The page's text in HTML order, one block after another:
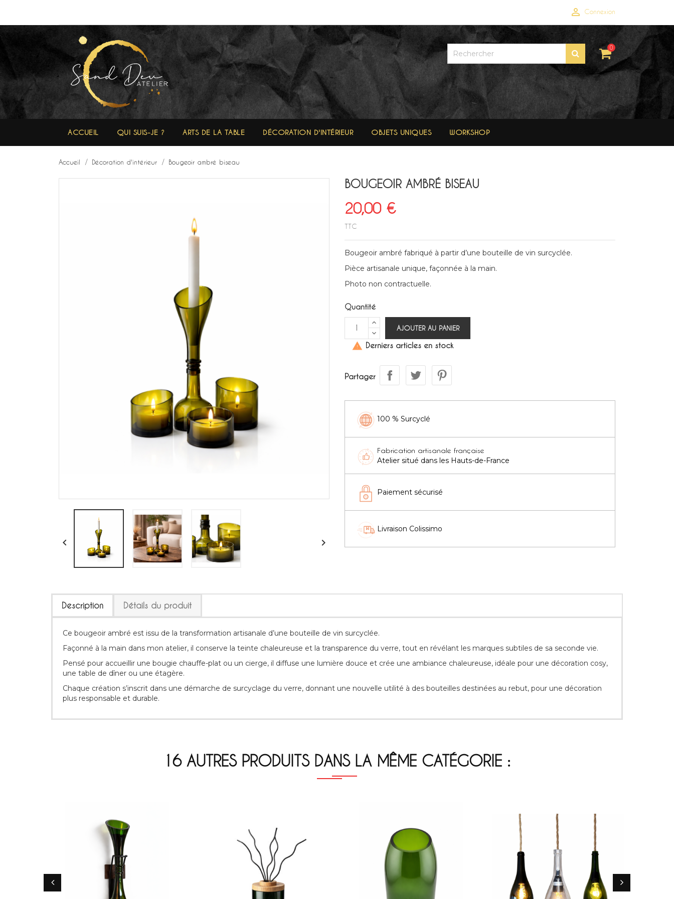
 Connexion
0
ACCUEIL QUI SUIS-JE ? ARTS DE LA TABLE DÉCORATION D'INTÉRIEUR OBJETS UNIQUES WORKSHOP
Accueil Décoration d'intérieur Bougeoir ambré biseau
 
BOUGEOIR AMBRÉ BISEAU
20,00 €
TTC
Bougeoir ambré fabriqué à partir d’une bouteille de vin surcyclée.
Pièce artisanale unique, façonnée à la main.
Photo non contractuelle.
Quantité
AJOUTER AU PANIER
 Derniers articles en stock
Partager
100 % Surcyclé
Fabrication artisanale française
Atelier situé dans les Hauts-de-France
Paiement sécurisé
Livraison Colissimo
Description Détails du produit
Ce bougeoir ambré est issu de la transformation artisanale d’une bouteille de vin surcyclée.
Façonné à la main dans mon atelier, il conserve la teinte chaleureuse et la transparence du verre, tout en révélant les marques subtiles de sa seconde vie.
Pensé pour accueillir une bougie chauffe-plat ou un cierge, il diffuse une lumière douce et crée une ambiance chaleureuse, idéale pour une décoration cosy,
une table de dîner ou une étagère.
Chaque création s’inscrit dans une démarche de surcyclage du verre, donnant une nouvelle utilité à des bouteilles destinées au rebut, pour une décoration
plus responsable et durable.
16 AUTRES PRODUITS DANS LA MÊME CATÉGORIE :